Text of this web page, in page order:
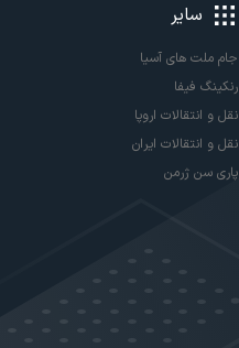
سایر
جام ملت های آسیا
رنکینگ فیفا
نقل و انتقالات اروپا
نقل و انتقالات ایران
پاری سن ژرمن